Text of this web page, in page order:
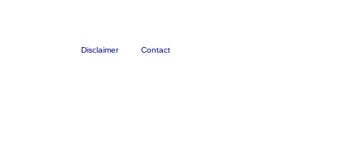
Disclaimer Contact